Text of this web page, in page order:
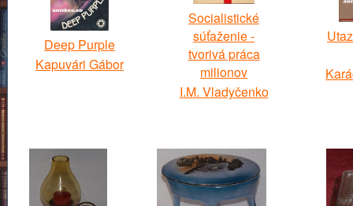
Deep Purple
Kapuvári Gábor
Socialistické
súťaženie -
tvorivá práca
milionov
I.M. Vladyčenko